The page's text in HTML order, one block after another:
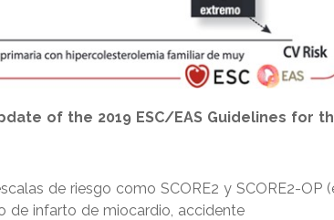
of the 2019 ESC/EAS Guidelines for
de riesgo como SCORE2 y SCORE2-OP
de infarto de miocardio, accidente